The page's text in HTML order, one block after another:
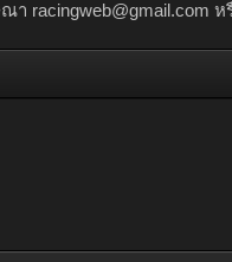
ณา racingweb@gmail.com ห